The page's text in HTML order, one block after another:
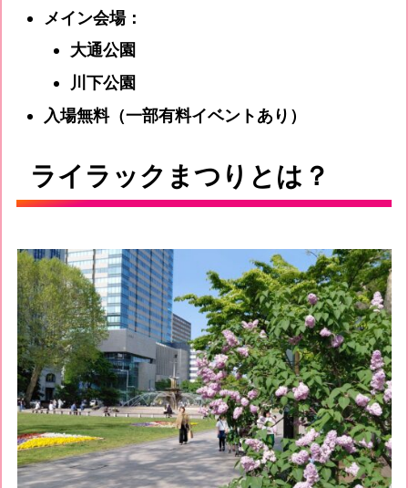
メイン会場：
大通公園
川下公園
入場無料（一部有料イベントあり）
ライラックまつりとは？